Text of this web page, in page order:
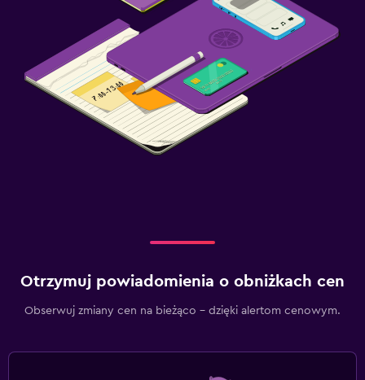
Otrzymuj powiadomienia o obniżkach cen
Obserwuj zmiany cen na bieżąco – dzięki alertom cenowym.